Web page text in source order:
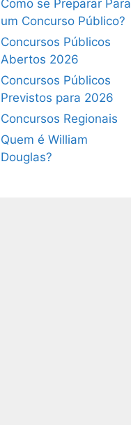
Como se Preparar Para
um Concurso Público?
Concursos Públicos
Abertos 2026
Concursos Públicos
Previstos para 2026
Concursos Regionais
Quem é William
Douglas?